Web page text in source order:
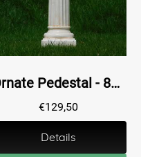
Ornate Pedestal - 80 cm - Polystone
€129,50
Details